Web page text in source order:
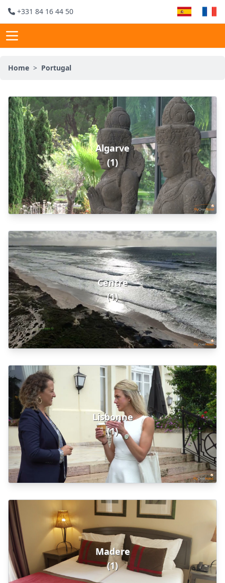
+331 84 16 44 50
Home > Portugal
Algarve
(1)
Centre
(1)
Lisbonne
(1)
Madere
(1)